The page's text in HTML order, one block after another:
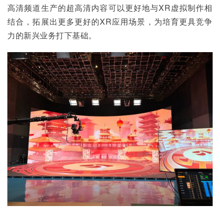
高清频道生产的超高清内容可以更好地与XR虚拟制作相
结合，拓展出更多更好的XR应用场景，为培育更具竞争
力的新兴业务打下基础。